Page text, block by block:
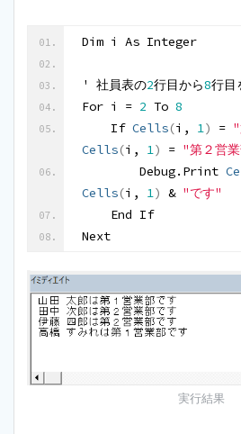
Dim i As Integer
' 社員表の2行目から8行目
For i = 2 To 8
    If
Cells(i, 1) = "
Cells(i, 1) = "第２営
        Debug.Print
Cells(i, 1) & "です"
    End If
Next
実行結果